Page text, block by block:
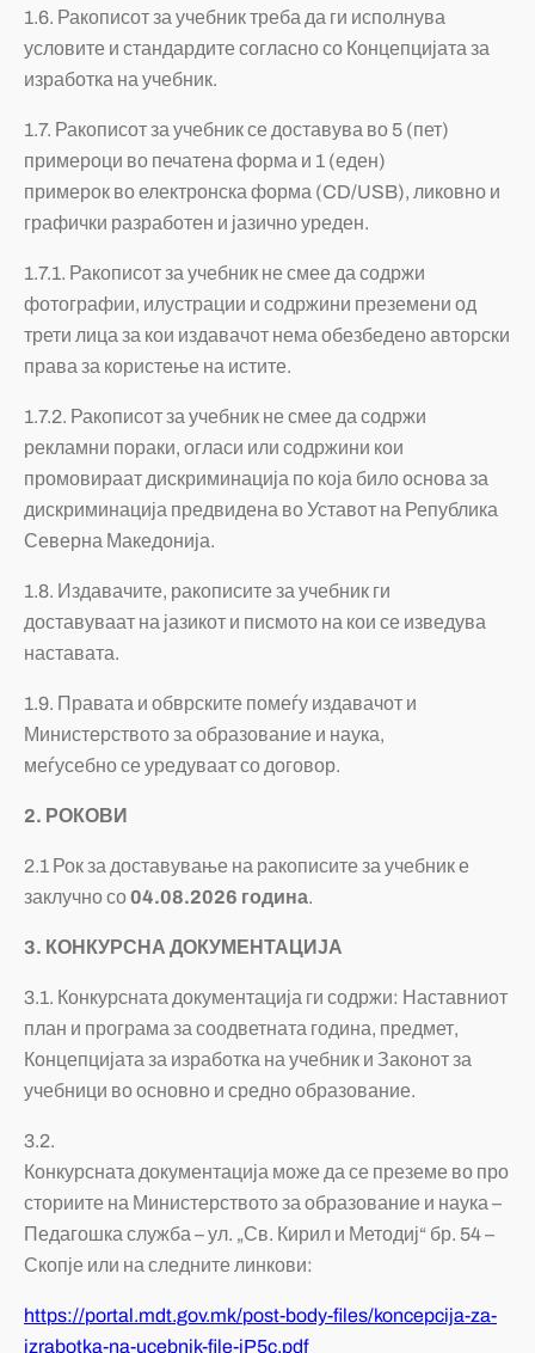
1.6. Ракописот за учебник треба да ги исполнува
условите и стандардите согласно со Концепцијата за
изработка на учебник.
1.7. Ракописот за учебник се доставува во 5 (пет)
примероци во печатена форма и 1 (еден)
примерок во електронска форма (CD/USB), ликовно и
графички разработен и јазично уреден.
1.7.1. Ракописот за учебник не смее да содржи
фотографии, илустрации и содржини преземени од
трети лица за кои издавачот нема обезбедено авторски
права за користење на истите.
1.7.2. Ракописот за учебник не смее да содржи
рекламни пораки, огласи или содржини кои
промовираат дискриминација по која било основа за
дискриминација предвидена во Уставот на Република
Северна Македонија.
1.8. Издавачите, ракописите за учебник ги
доставуваат на јазикот и писмото на кои се изведува
наставата.
1.9. Правата и обврските помеѓу издавачот и
Министерството за образование и наука,
меѓусебно се уредуваат со договор.
2. РОКОВИ
2.1 Рок за доставување на ракописите за учебник е
заклучно со04.08.2026 година.
3. КОНКУРСНА ДОКУМЕНТАЦИЈА
3.1. Конкурсната документација ги содржи: Наставниот
план и програма за соодветната година, предмет,
Концепцијата за изработка на учебник и Законот за
учебници во основно и средно образование.
3.2.
Конкурсната документација може да се преземе во про
сториите на Министерството за образование и наука –
Педагошка служба – ул. „Св. Кирил и Методиј“ бр. 54 –
Скопје или на следните линкови:
https://portal.mdt.gov.mk/post-body-files/koncepcija-za-
izrabotka-na-ucebnik-file-jP5c.pdf